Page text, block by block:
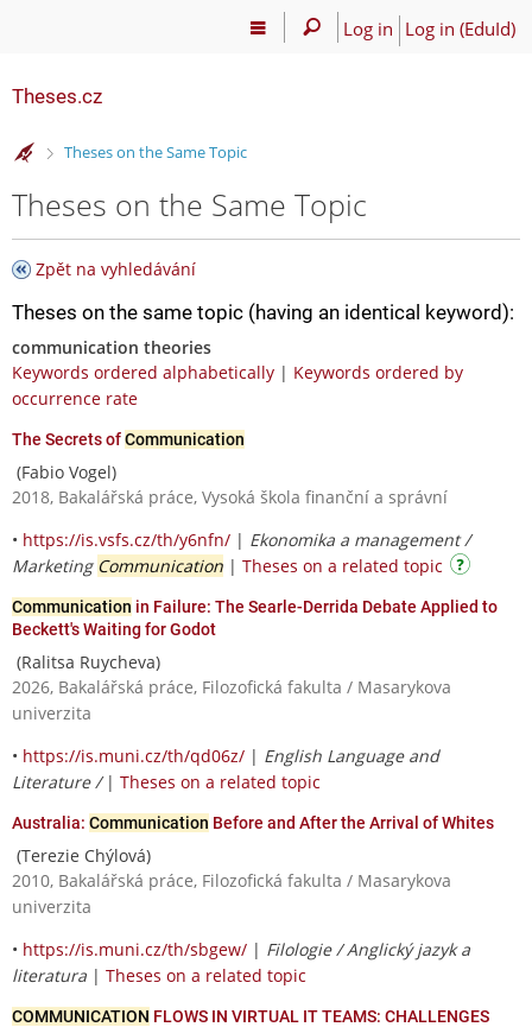
Log in Log in (EduId)
Theses.cz
>
Theses on the Same Topic
Theses on the Same Topic
Zpět na vyhledávání
Theses on the same topic (having an identical keyword):
communication theories
Keywords ordered alphabetically | Keywords ordered by
occurrence rate
The Secrets ofCommunication
(Fabio Vogel)
2018, Bakalářská práce, Vysoká škola finanční a správní
• https://is.vsfs.cz/th/y6nfn/ | Ekonomika a management /
Marketing Communication | Theses on a related topic
Communication in Failure: The Searle-Derrida Debate Applied to
Beckett's Waiting for Godot
(Ralitsa Ruycheva)
2026, Bakalářská práce, Filozofická fakulta / Masarykova
univerzita
• https://is.muni.cz/th/qd06z/ | English Language and
Literature / | Theses on a related topic
Australia: Communication Before and After the Arrival of Whites
(Terezie Chýlová)
2010, Bakalářská práce, Filozofická fakulta / Masarykova
univerzita
• https://is.muni.cz/th/sbgew/ | Filologie / Anglický jazyk a
literatura | Theses on a related topic
COMMUNICATION FLOWS IN VIRTUAL IT TEAMS: CHALLENGES